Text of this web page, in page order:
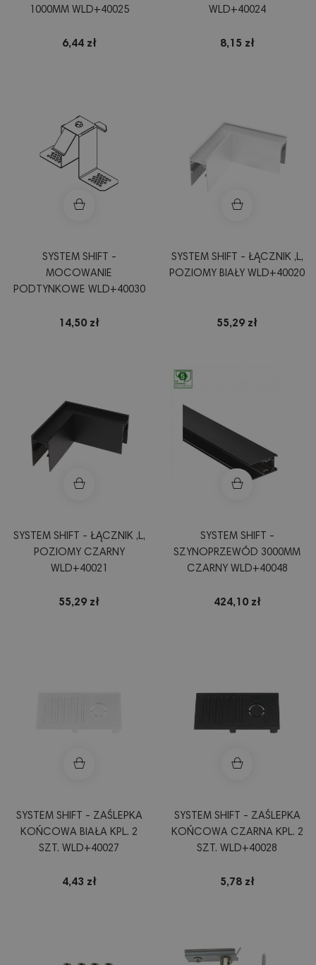
1000MM WLD+40025
6,44 zł
WLD+40024
8,15 zł
SYSTEM SHIFT -
MOCOWANIE
PODTYNKOWE WLD+40030
14,50 zł
SYSTEM SHIFT - ŁĄCZNIK ,L,
POZIOMY BIAŁY WLD+40020
55,29 zł
SYSTEM SHIFT - ŁĄCZNIK ,L,
POZIOMY CZARNY
WLD+40021
55,29 zł
SYSTEM SHIFT -
SZYNOPRZEWÓD 3000MM
CZARNY WLD+40048
424,10 zł
SYSTEM SHIFT - ZAŚLEPKA
KOŃCOWA BIAŁA KPL. 2
SZT. WLD+40027
4,43 zł
SYSTEM SHIFT - ZAŚLEPKA
KOŃCOWA CZARNA KPL. 2
SZT. WLD+40028
5,78 zł